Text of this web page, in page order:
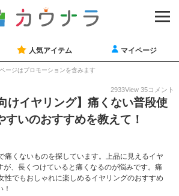
人気アイテム マイページ
ージはプロモーションを含みます
2933View 35コメント
けイヤリング】痛くない普段使
すいのおすすめを教えて！
痛くないものを探しています。上品に見えるイヤ
が、長くつけていると痛くなるのが悩みです。痛
性でもおしゃれに楽しめるイヤリングのおすすめ